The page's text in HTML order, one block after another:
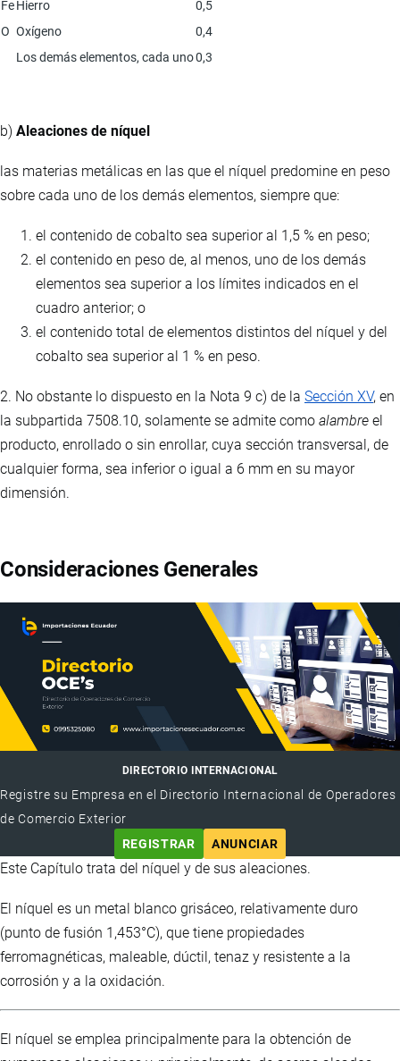
FeHierro
0,5
O Oxígeno
0,4
Los demás elementos, cada uno0,3
b) Aleaciones de níquel
las materias metálicas en las que el níquel predomine en peso
sobre cada uno de los demás elementos, siempre que:
el contenido de cobalto sea superior al 1,5 % en peso;
el contenido en peso de, al menos, uno de los demás
elementos sea superior a los límites indicados en el
cuadro anterior; o
el contenido total de elementos distintos del níquel y del
cobalto sea superior al 1 % en peso.
2. No obstante lo dispuesto en la Nota 9 c) de la Sección XV, en
la subpartida 7508.10, solamente se admite como alambre el
producto, enrollado o sin enrollar, cuya sección transversal, de
cualquier forma, sea inferior o igual a 6 mm en su mayor
dimensión.
Consideraciones Generales
DIRECTORIO INTERNACIONAL
Registre su Empresa en el Directorio Internacional de Operadores
de Comercio Exterior
REGISTRAR
ANUNCIAR
Este Capítulo trata del níquel y de sus aleaciones.
El níquel es un metal blanco grisáceo, relativamente duro
(punto de fusión 1,453°C), que tiene propiedades
ferromagnéticas, maleable, dúctil, tenaz y resistente a la
corrosión y a la oxidación.
El níquel se emplea principalmente para la obtención de